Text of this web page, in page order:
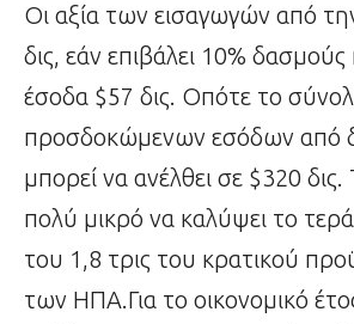
Οι αξία των εισαγωγών από
δις, εάν επιβάλει 10%
έσοδα $57 δις. Οπότε το
προσδοκώμενων εσόδων από
μπορεί να ανέλθει σε $320 δις.
πολύ μικρό να καλύψει το
του 1,8 τρις του κρατικού
των ΗΠΑ.Για το οικονομικό